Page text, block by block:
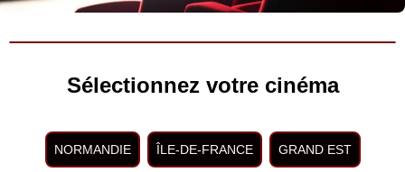
Sélectionnez votre cinéma
NORMANDIE ÎLE-DE-FRANCE GRAND EST